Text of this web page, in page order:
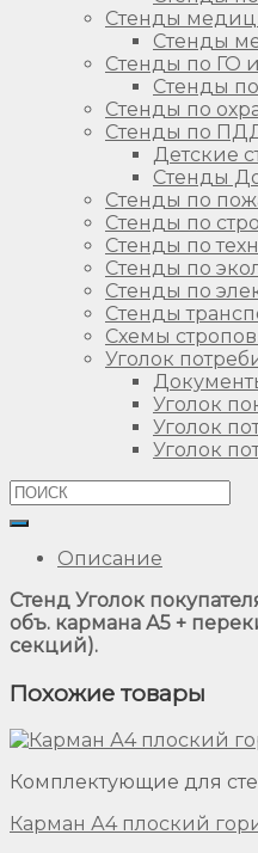
Стенды
Стенды
Стенды по ГО
Стенды
Стенды по
Стенды по
Детские
Стенды
Стенды по
Стенды по
Стенды по
Стенды по
Стенды по
Стенды
Схемы
Уголок
Уголок
Уголок
Уголок
Описание
Стенд Уголок
объ. кармана А5 +
секций).
Похожие товары
Комплектующие для
Карман А4 плоский